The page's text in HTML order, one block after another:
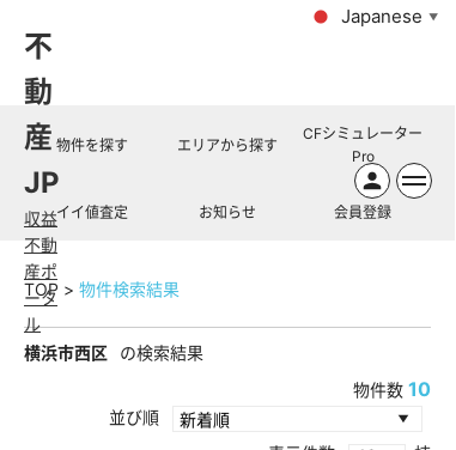
不
動
産
JP
収益
不動
産ポ
ータ
ル
Japanese ▼
物件を探す エリアから探す
CFシミュレーター
Pro
イイ値査定 お知らせ 会員登録
TOP 物件検索結果
横浜市西区
の検索結果
物件数 10
並び順